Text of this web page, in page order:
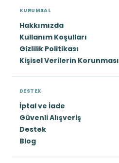
KURUMSAL
Hakkımızda
Kullanım Koşulları
Gizlilik Politikası
Kişisel Verilerin Korunması
DESTEK
İptal ve İade
Güvenli Alışveriş
Destek
Blog